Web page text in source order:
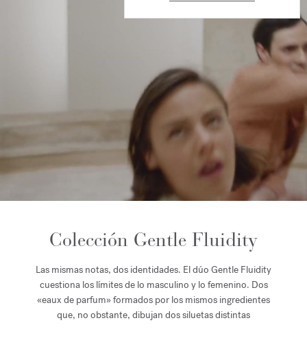
Colección Gentle Fluidity
Las mismas notas, dos identidades. El dúo Gentle Fluidity
cuestiona los límites de lo masculino y lo femenino. Dos
«eaux de parfum» formados por los mismos ingredientes
que, no obstante, dibujan dos siluetas distintas